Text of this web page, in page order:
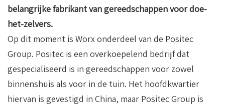
belangrijke fabrikant van gereedschappen voor doe-
het-zelvers.
Op dit moment is Worx onderdeel van de Positec
Group. Positec is een overkoepelend bedrijf dat
gespecialiseerd is in gereedschappen voor zowel
binnenshuis als voor in de tuin. Het hoofdkwartier
hiervan is gevestigd in China, maar Positec Group is